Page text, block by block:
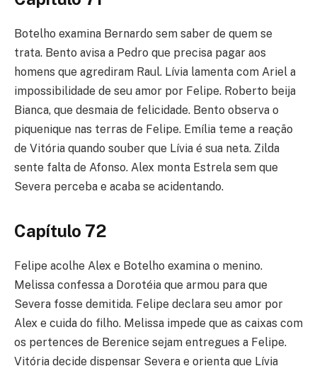
Botelho examina Bernardo sem saber de quem se
trata. Bento avisa a Pedro que precisa pagar aos
homens que agrediram Raul. Lívia lamenta com Ariel a
impossibilidade de seu amor por Felipe. Roberto beija
Bianca, que desmaia de felicidade. Bento observa o
piquenique nas terras de Felipe. Emília teme a reação
de Vitória quando souber que Lívia é sua neta. Zilda
sente falta de Afonso. Alex monta Estrela sem que
Severa perceba e acaba se acidentando.
Capítulo 72
Felipe acolhe Alex e Botelho examina o menino.
Melissa confessa a Dorotéia que armou para que
Severa fosse demitida. Felipe declara seu amor por
Alex e cuida do filho. Melissa impede que as caixas com
os pertences de Berenice sejam entregues a Felipe.
Vitória decide dispensar Severa e orienta que Lívia